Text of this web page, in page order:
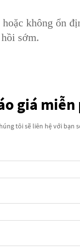
không ổn
sớm.
giá miễn
tôi sẽ liên hệ với bạn